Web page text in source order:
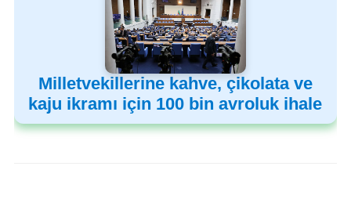
Milletvekillerine kahve, çikolata ve
kaju ikramı için 100 bin avroluk ihale